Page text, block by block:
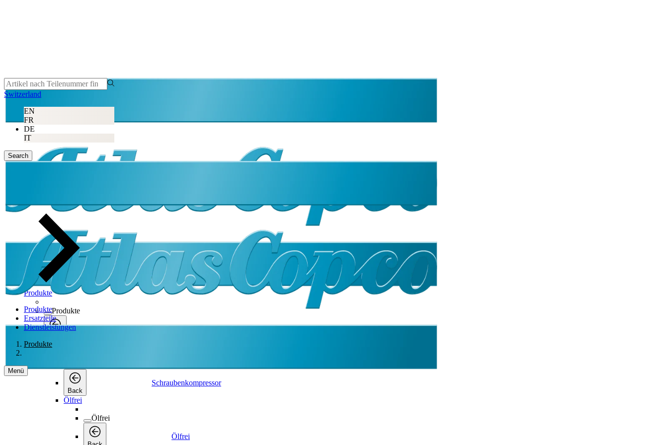
Switzerland
EN
FR
DE
IT
Search
Produkte
Ersatzteile
Dienstleistungen
Produkte
Menü
Produkte
Produkte
Produkte
Schraubenkompressor
Back
Schraubenkompressor
Ölfrei
Ölfrei
Ölfrei